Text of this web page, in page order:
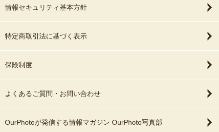
情報セキュリティ基本方針
特定商取引法に基づく表示
保険制度
よくあるご質問・お問い合わせ
OurPhotoが発信する情報マガジン OurPhoto写真部